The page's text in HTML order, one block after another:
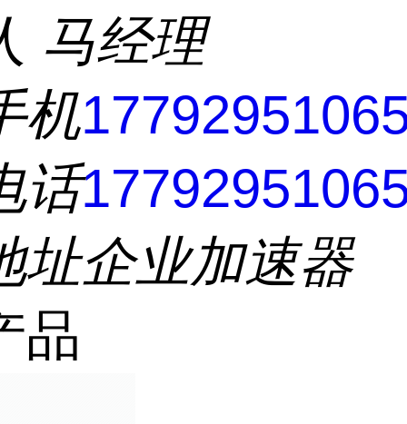
马经理
机
话
址企业加速器
品